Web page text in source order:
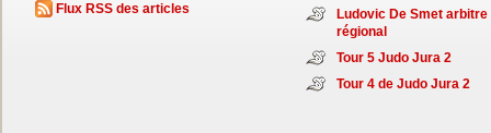
Flux RSS des articles
Ludovic De Smet arbitre
régional
Tour 5 Judo Jura 2
Tour 4 de Judo Jura 2